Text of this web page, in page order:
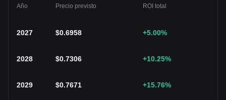
Año Precio previsto ROI total
2027 $0.6958 +5.00%
2028 $0.7306 +10.25%
2029 $0.7671 +15.76%